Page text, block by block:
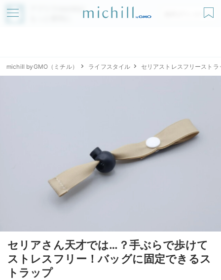
アプリでmichillが
無料ダウンロード
michill byGMO（ミチル） ライフスタイル セリアストレスフリーストラ
セリアさん天才では…？手ぶらで歩けて
ストレスフリー！バッグに固定できるス
トラップ